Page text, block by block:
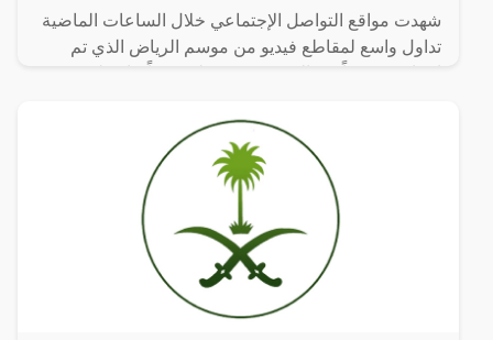
شهدت مواقع التواصل الإجتماعي خلال الساعات الماضية
تداول واسع لمقاطع فيديو من موسم الرياض الذي تم